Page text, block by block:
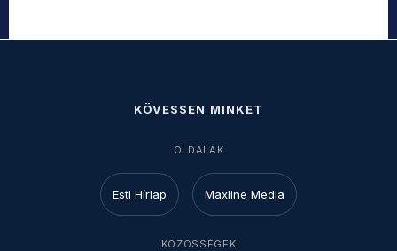
KÖVESSEN MINKET
OLDALAK
Esti Hírlap Maxline Media
KÖZÖSSÉGEK